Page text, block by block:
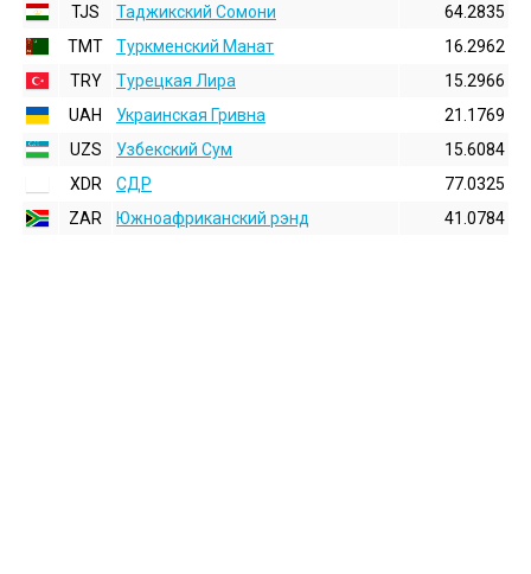
TJS
Таджикский Сомони
64.2835
TMT
Туркменский Манат
16.2962
TRY
Турецкая Лира
15.2966
UAH
Украинская Гривна
21.1769
UZS
Узбекский Сум
15.6084
XDR
СДР
77.0325
ZAR
Южноафриканский рэнд 41.0784